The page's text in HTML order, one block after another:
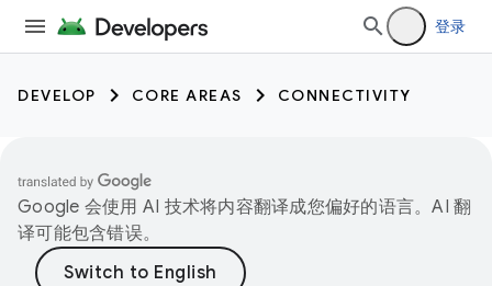
登录
DEVELOP CORE AREAS CONNECTIVITY
Google 会使用 AI 技术将内容翻译成您偏好的语言。AI 翻
译可能包含错误。